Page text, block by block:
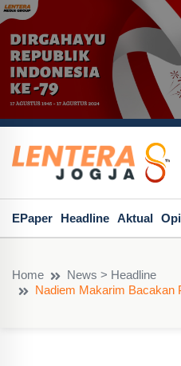
EPaper Headline Aktual
Home
News > Headline
Nadiem Makarim Bacakan